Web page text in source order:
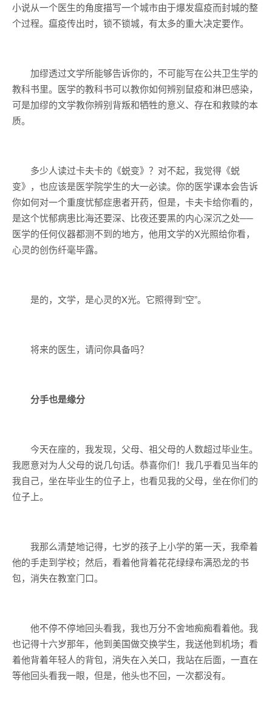
小说从一个医生的角度描写一个城市由于爆发瘟疫而封城的整
个过程。瘟疫传出时，锁不锁城，有太多的重大决定要作。
加缪透过文学所能够告诉你的，不可能写在公共卫生学的
教科书里。医学的教科书可以教你如何辨别鼠疫和淋巴感染，
可是加缪的文学教你辨别背叛和牺牲的意义、存在和救赎的本
质。
多少人读过卡夫卡的《蜕变》？对不起，我觉得《蜕
变》，也应该是医学院学生的大一必读。你的医学课本会告诉
你如何对一个重度忧郁症患者开药，但是，卡夫卡给你看的，
是这个忧郁病患比海还要深、比夜还要黑的内心深沉之处──
医学的任何仪器都测不到的地方，他用文学的X光照给你看，
心灵的创伤纤毫毕露。
是的，文学，是心灵的X光。它照得到“空”。
将来的医生，请问你具备吗？
分手也是缘分
今天在座的，我发现，父母、祖父母的人数超过毕业生。
我愿意对为人父母的说几句话。恭喜你们！我几乎看见当年的
我自己，坐在毕业生的位子上，也看见我的父母，坐在你们的
位子上。
我那么清楚地记得，七岁的孩子上小学的第一天，我牵着
他的手走到学校；然后，看着他背着花花绿绿布满恐龙的书
包，消失在教室门口。
他不停不停地回头看我，我也万分不舍地痴痴看着他。我
也记得十六岁那年，他到美国做交换学生，我送他到机场；看
着他背着年轻人的背包，消失在入关口，我站在后面，一直在
等他回头看我一眼，但是，他头也不回，一次都没有。